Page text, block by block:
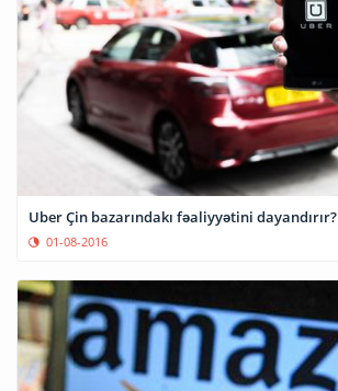
Uber Çin bazarındakı fəaliyyətini dayandırır?
01-08-2016